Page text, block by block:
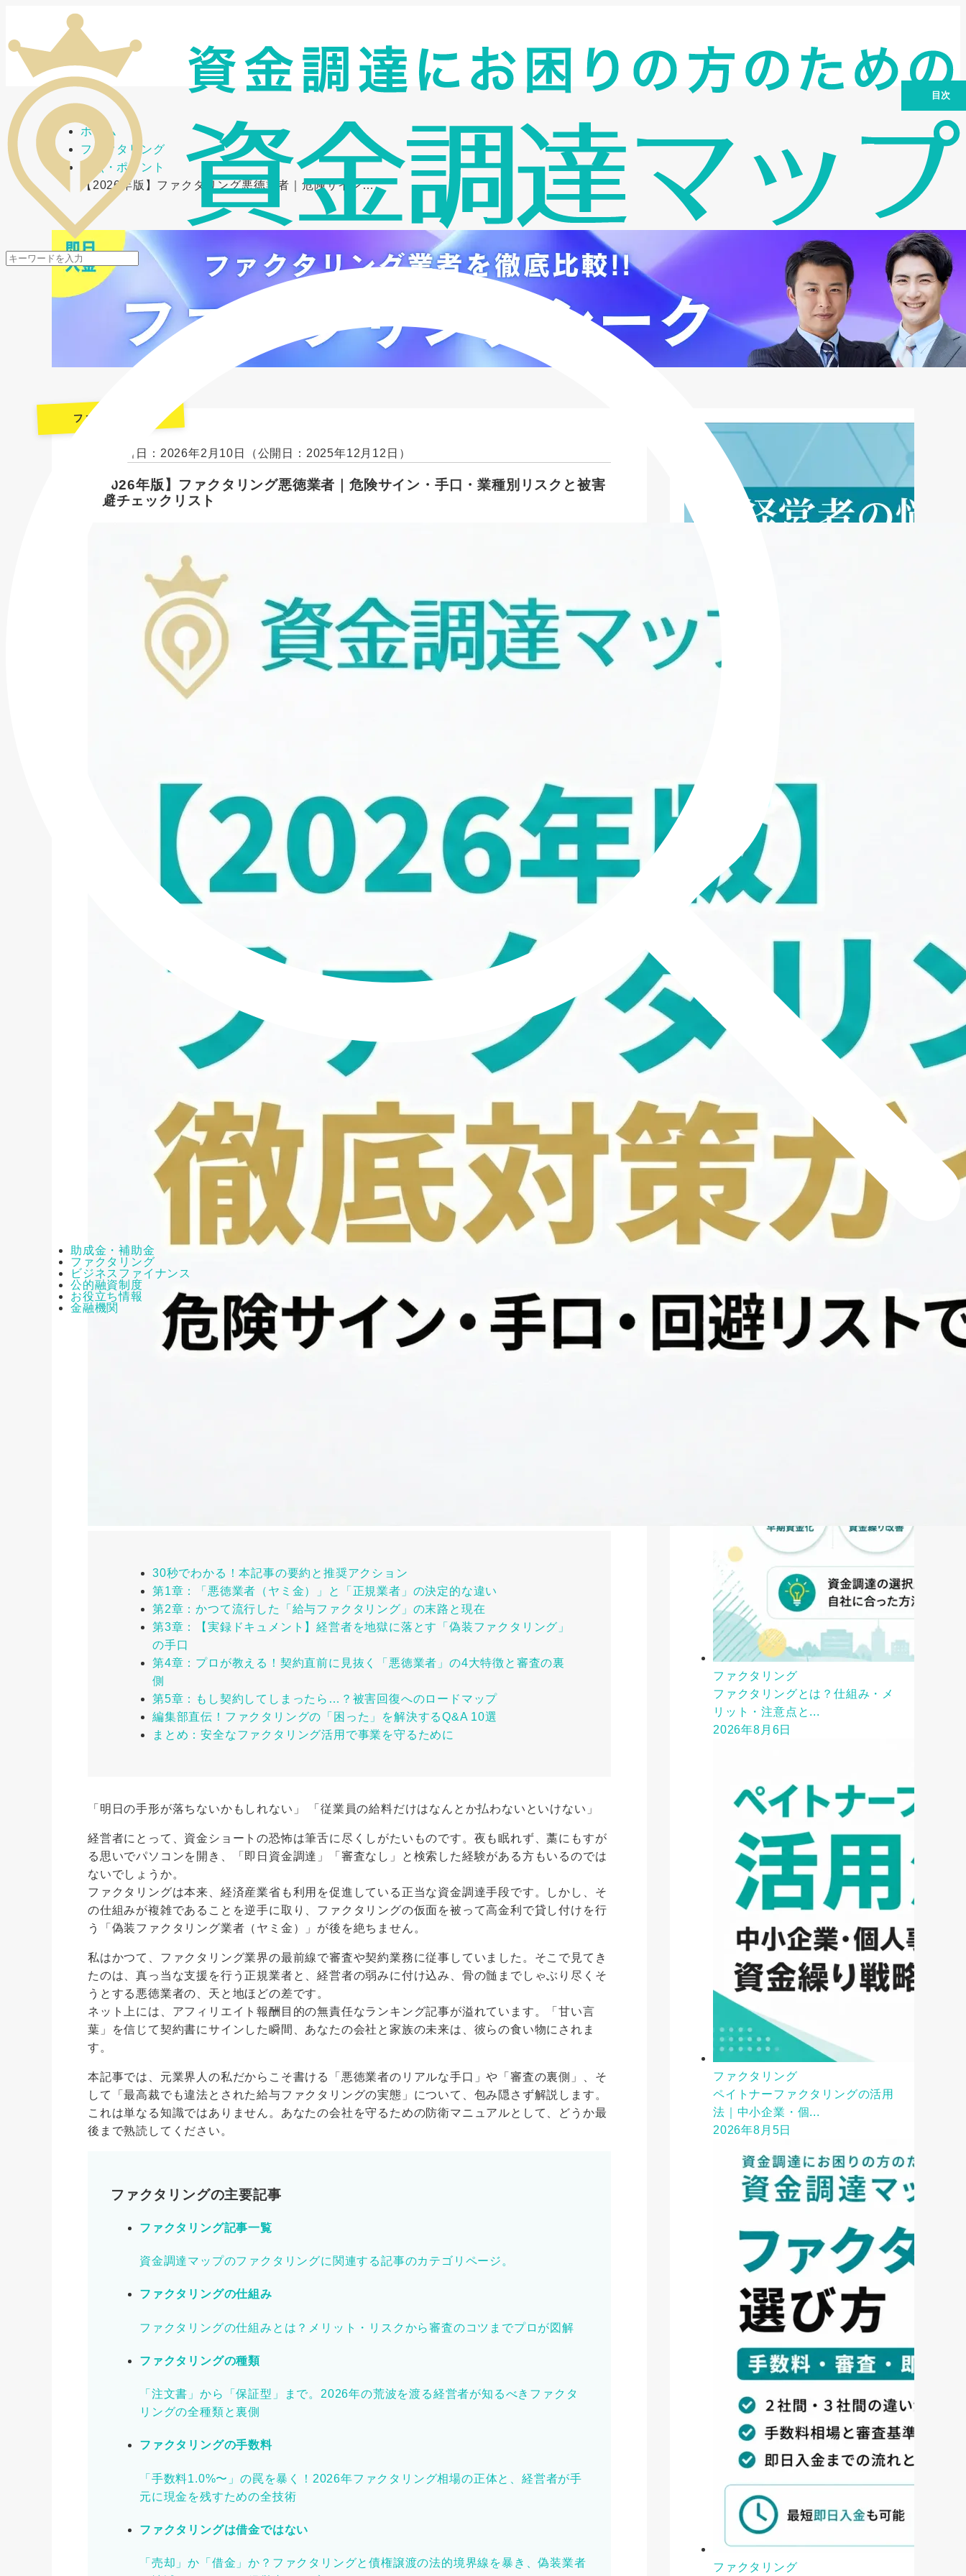
メニューを開閉
助成金・補助金
ファクタリング
ビジネスファイナンス
公的融資制度
お役立ち情報
金融機関
ホーム
ファクタリング
要点・ポイント
【2026年版】ファクタリング悪徳業者｜危険サイン…
ファクタリング
最終更新日：2026年2月10日 （公開日：2025年12月12日）
【2026年版】ファクタリング悪徳業者｜危険サイン・手口・業種別リスクと被害
回避チェックリスト
30秒でわかる！本記事の要約と推奨アクション
第1章：「悪徳業者（ヤミ金）」と「正規業者」の決定的な違い
第2章：かつて流行した「給与ファクタリング」の末路と現在
第3章：【実録ドキュメント】経営者を地獄に落とす「偽装ファクタリング」
の手口
第4章：プロが教える！契約直前に見抜く「悪徳業者」の4大特徴と審査の裏
側
第5章：もし契約してしまったら…？被害回復へのロードマップ
編集部直伝！ファクタリングの「困った」を解決するQ&A 10選
まとめ：安全なファクタリング活用で事業を守るために
「明日の手形が落ちないかもしれない」 「従業員の給料だけはなんとか払わないといけない」
経営者にとって、資金ショートの恐怖は筆舌に尽くしがたいものです。夜も眠れず、藁にもすが
る思いでパソコンを開き、「即日資金調達」「審査なし」と検索した経験がある方もいるのでは
ないでしょうか。
ファクタリングは本来、経済産業省も利用を促進している正当な資金調達手段です。しかし、そ
の仕組みが複雑であることを逆手に取り、ファクタリングの仮面を被って高金利で貸し付けを行
う「偽装ファクタリング業者（ヤミ金）」が後を絶ちません。
私はかつて、ファクタリング業界の最前線で審査や契約業務に従事していました。そこで見てき
たのは、真っ当な支援を行う正規業者と、経営者の弱みに付け込み、骨の髄までしゃぶり尽くそ
うとする悪徳業者の、天と地ほどの差です。
ネット上には、アフィリエイト報酬目的の無責任なランキング記事が溢れています。「甘い言
葉」を信じて契約書にサインした瞬間、あなたの会社と家族の未来は、彼らの食い物にされま
す。
本記事では、元業界人の私だからこそ書ける「悪徳業者のリアルな手口」や「審査の裏側」、そ
して「最高裁でも違法とされた給与ファクタリングの実態」について、包み隠さず解説します。
これは単なる知識ではありません。あなたの会社を守るための防衛マニュアルとして、どうか最
後まで熟読してください。
ファクタリングの主要記事
ファクタリング記事一覧
資金調達マップのファクタリングに関連する記事のカテゴリページ。
ファクタリングの仕組み
ファクタリングの仕組みとは？メリット・リスクから審査のコツまでプロが図解
ファクタリングの種類
「注文書」から「保証型」まで。2026年の荒波を渡る経営者が知るべきファクタ
リングの全種類と裏側
ファクタリングの手数料
「手数料1.0%〜」の罠を暴く！2026年ファクタリング相場の正体と、経営者が手
元に現金を残すための全技術
ファクタリングは借金ではない
「売却」か「借金」か？ファクタリングと債権譲渡の法的境界線を暴き、偽装業者
新着記事 NEW POST
ファクタリング
ファクタリングとは？仕組み・メ
リット・注意点と...
2026年8月6日
ファクタリング
ペイトナーファクタリングの活用
法｜中小企業・個...
2026年8月5日
ファクタリング
目次
ション
第1章：「悪徳業者（ヤミ金）」と「正
規業者」の決定的な違い
第2章：かつて流行した「給与ファクタ
リング」の末路と現在
第3章：【実録ドキュメント】経営者を
地獄に落とす「偽装ファクタリング」の
第4章：プロが教える！契約直前に見抜
く「悪徳業者」の4大特徴と審査の裏側
第5章：もし契約してしまったら…？被
害回復へのロードマップ
編集部直伝！ファクタリングの「困っ